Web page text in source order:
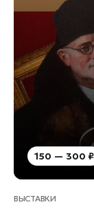
150 — 300 ₽
ВЫСТАВКИ